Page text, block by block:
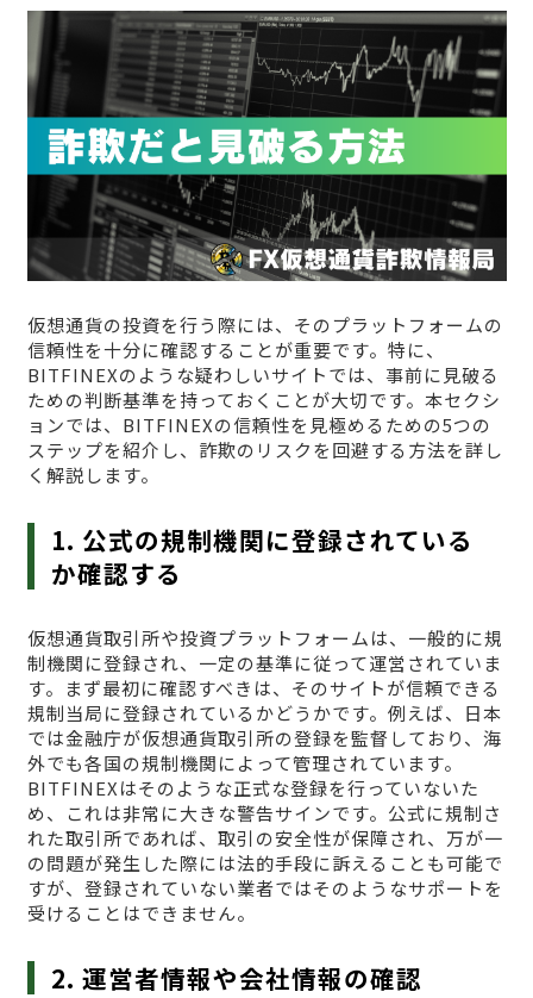
仮想通貨の投資を行う際には、そのプラットフォームの
信頼性を十分に確認することが重要です。特に、
BITFINEXのような疑わしいサイトでは、事前に見破る
ための判断基準を持っておくことが大切です。本セクシ
ョンでは、BITFINEXの信頼性を見極めるための5つの
ステップを紹介し、詐欺のリスクを回避する方法を詳し
く解説します。
1. 公式の規制機関に登録されている
か確認する
仮想通貨取引所や投資プラットフォームは、一般的に規
制機関に登録され、一定の基準に従って運営されていま
す。まず最初に確認すべきは、そのサイトが信頼できる
規制当局に登録されているかどうかです。例えば、日本
では金融庁が仮想通貨取引所の登録を監督しており、海
外でも各国の規制機関によって管理されています。
BITFINEXはそのような正式な登録を行っていないた
め、これは非常に大きな警告サインです。公式に規制さ
れた取引所であれば、取引の安全性が保障され、万が一
の問題が発生した際には法的手段に訴えることも可能で
すが、登録されていない業者ではそのようなサポートを
受けることはできません。
2. 運営者情報や会社情報の確認